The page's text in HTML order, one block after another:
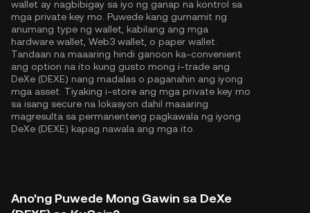
wallet ay nagbibigay sa iyo ng ganap na kontrol sa
mga private key mo. Puwede kang gumamit ng
anumang type ng wallet, kabilang ang mga
hardware wallet, Web3 wallet, o paper wallet.
Tandaan na maaaring hindi ganoon ka-convenient
ang option na ito kung gusto mong i-trade ang
DeXe (DEXE) nang madalas o paganahin ang iyong
mga asset. Tiyaking i-store ang mga private key mo
sa isang secure na lokasyon dahil maaaring
magresulta sa permanenteng pagkawala ng iyong
DeXe (DEXE) kapag nawala ang mga ito.
Ano'ng Puwede Mong Gawin sa DeXe